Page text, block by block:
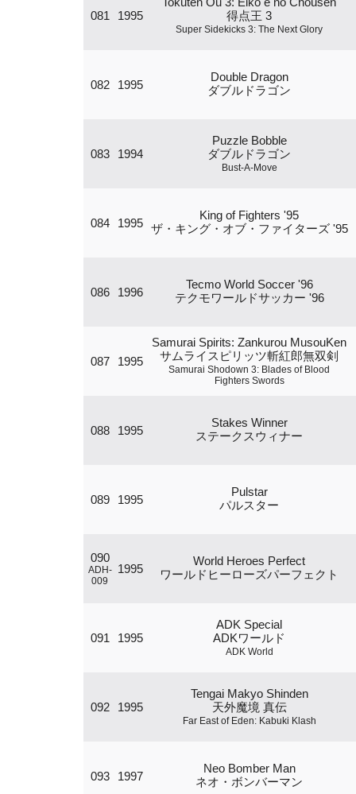
081 1995
得点王 3
Super Sidekicks 3: The Next Glory
082 1995
Double Dragon
ダブルドラゴン
083 1994
Puzzle Bobble
ダブルドラゴン
Bust-A-Move
084 1995
King of Fighters '95
ザ・キング・オブ・ファイターズ '95
086 1996
Tecmo World Soccer '96
テクモワールドサッカー '96
087 1995
Samurai Spirits: Zankurou MusouKen
サムライスピリッツ斬紅郎無双剣
Samurai Shodown 3: Blades of Blood
Fighters Swords
088 1995
Stakes Winner
ステークスウィナー
089 1995
Pulstar
パルスター
090
ADH-
009
1995
World Heroes Perfect
ワールドヒーローズパーフェクト
091 1995
ADK Special
ADKワールド
ADK World
092 1995
Tengai Makyo Shinden
天外魔境 真伝
Far East of Eden: Kabuki Klash
093 1997
Neo Bomber Man
ネオ・ボンバーマン